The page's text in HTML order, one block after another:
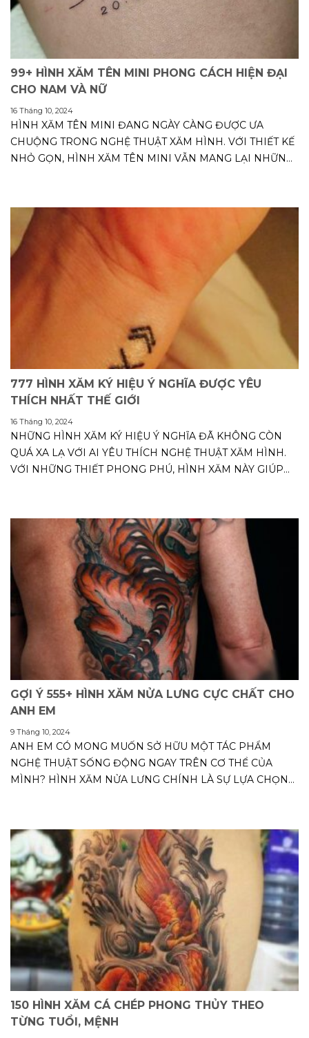
99+ HÌNH XĂM TÊN MINI PHONG CÁCH HIỆN ĐẠI
CHO NAM VÀ NỮ
16 Tháng 10, 2024
HÌNH XĂM TÊN MINI ĐANG NGÀY CÀNG ĐƯỢC ƯA
CHUỘNG TRONG NGHỆ THUẬT XĂM HÌNH. VỚI THIẾT KẾ
NHỎ GỌN, HÌNH XĂM TÊN MINI VẪN MANG LẠI NHỮNG
777 HÌNH XĂM KÝ HIỆU Ý NGHĨA ĐƯỢC YÊU
THÍCH NHẤT THẾ GIỚI
16 Tháng 10, 2024
NHỮNG HÌNH XĂM KÝ HIỆU Ý NGHĨA ĐÃ KHÔNG CÒN
QUÁ XA LẠ VỚI AI YÊU THÍCH NGHỆ THUẬT XĂM HÌNH.
VỚI NHỮNG THIẾT PHONG PHÚ, HÌNH XĂM NÀY GIÚP...
GỢI Ý 555+ HÌNH XĂM NỬA LƯNG CỰC CHẤT CHO
ANH EM
9 Tháng 10, 2024
ANH EM CÓ MONG MUỐN SỞ HỮU MỘT TÁC PHẨM
NGHỆ THUẬT SỐNG ĐỘNG NGAY TRÊN CƠ THỂ CỦA
MÌNH? HÌNH XĂM NỬA LƯNG CHÍNH LÀ SỰ LỰA CHỌN
150 HÌNH XĂM CÁ CHÉP PHONG THỦY THEO
TỪNG TUỔI, MỆNH